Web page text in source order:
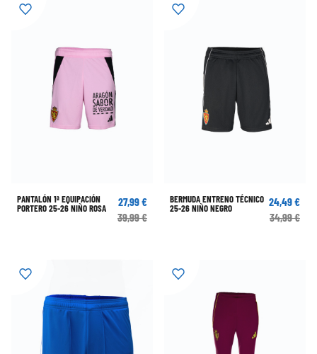
PANTALÓN 1ª EQUIPACIÓN
PORTERO 25-26 NIÑO ROSA
27,99 €
39,99 €
BERMUDA ENTRENO TÉCNICO
25-26 NIÑO NEGRO
24,49 €
34,99 €